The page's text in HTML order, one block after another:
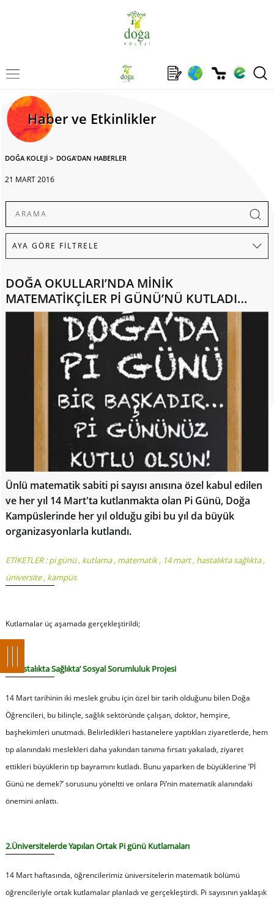
Haber ve Etkinlikler
DOĞA KOLEJİ > DOGA'DAN HABERLER
21 MART 2016
DOĞA OKULLARI’NDA MİNİK
MATEMATİKÇİLER Pİ GÜNÜ’NÜ KUTLADI…
Ünlü matematik sabiti pi sayısı anısına özel kabul edilen
ve her yıl 14 Mart'ta kutlanmakta olan Pi Günü, Doğa
Kampüslerinde her yıl olduğu gibi bu yıl da büyük
organizasyonlarla kutlandı.
ETİKETLER :pi günü, kutlama, matematik, 14 mart, hastalıkta sağlıkta,
üniversite, kampüs
Kutlamalar üç aşamada gerçekleştirildi;
1.’Hastalıkta Sağlıkta’ Sosyal Sorumluluk Projesi
14 Mart tarihinin iki meslek grubu için özel bir tarih olduğunu bilen Doğa
Öğrencileri, bu bilinçle, sağlık sektöründe çalışan, doktor, hemşire,
başhekimleri unutmadı. Belirledikleri hastanelere yaptıkları ziyaretlerde, hem
tıp alanındaki meslekleri daha yakından tanıma fırsatı yakaladı, ziyaret
ettikleri büyüklerin tıp bayramını kutladı. Bunu yaparken de büyüklerine ‘Pİ
Günü ne demek?’ sorusunu yöneltti ve onlara Pi’nin matematik alanındaki
önemini anlattı.
2.Üniversitelerde Yapılan Ortak Pi günü Kutlamaları
14 Mart haftasında, öğrencilerimiz üniversitelerin matematik bölümü
öğrencileriyle ortak kutlamalar planladı ve gerçekleştirdi. Pi sayısının yaklaşık